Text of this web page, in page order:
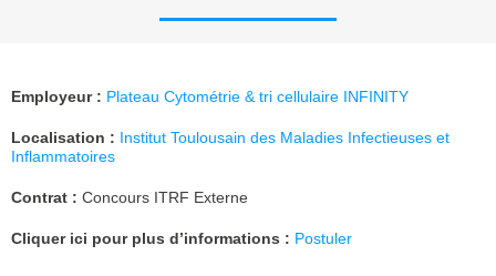
Employeur : Plateau Cytométrie & tri cellulaire INFINITY
Localisation : Institut Toulousain des Maladies Infectieuses et
Inflammatoires
Contrat : Concours ITRF Externe
Cliquer ici pour plus d’informations : Postuler